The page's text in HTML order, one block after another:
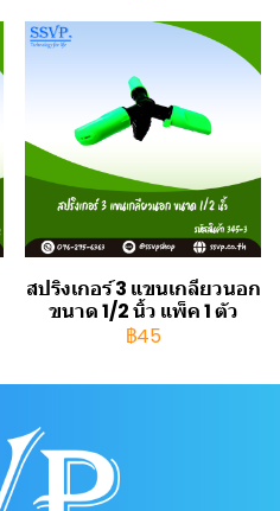
สปริงเกอร์ 3 แขนเกลียวนอก
ขนาด 1/2 นิ้ว แพ็ค 1 ตัว
฿45